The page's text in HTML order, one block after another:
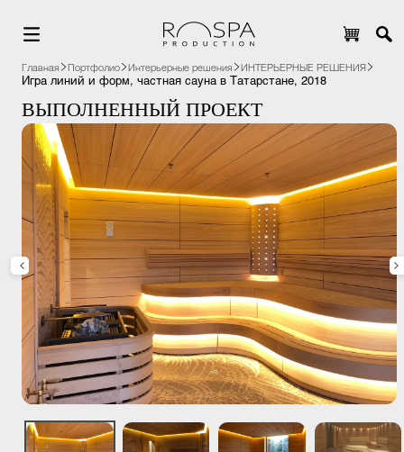
Главная Портфолио Интерьерные решения ИНТЕРЬЕРНЫЕ РЕШЕНИЯ
Игра линий и форм, частная сауна в Татарстане, 2018
ВЫПОЛНЕННЫЙ ПРОЕКТ